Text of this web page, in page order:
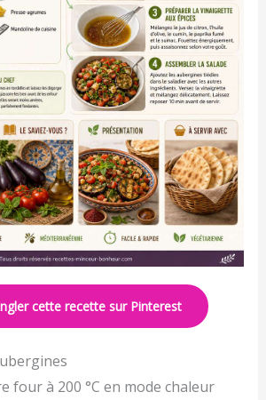
cette recette sur Pinterest
four à 200 °C en mode chaleur